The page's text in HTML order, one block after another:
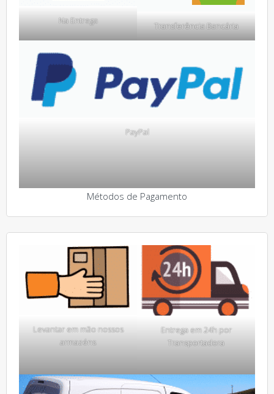
Na Entrega
Transferência Bancária
PayPal
Métodos de Pagamento
Levantar em mão nossos
armazéns
Entrega em 24h por
Transportadora